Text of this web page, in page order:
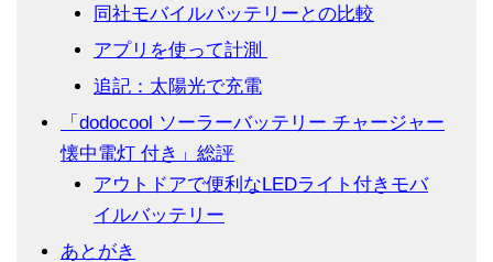
同社モバイルバッテリーとの比較
アプリを使って計測
追記：太陽光で充電
「dodocool ソーラーバッテリー チャージャー
懐中電灯 付き」総評
アウトドアで便利なLEDライト付きモバ
イルバッテリー
あとがき